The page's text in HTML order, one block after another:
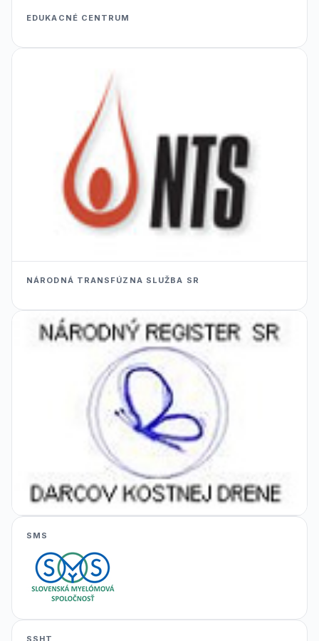
EDUKACNÉ CENTRUM
NÁRODNÁ TRANSFÚZNA SLUŽBA SR
SMS
SSHT